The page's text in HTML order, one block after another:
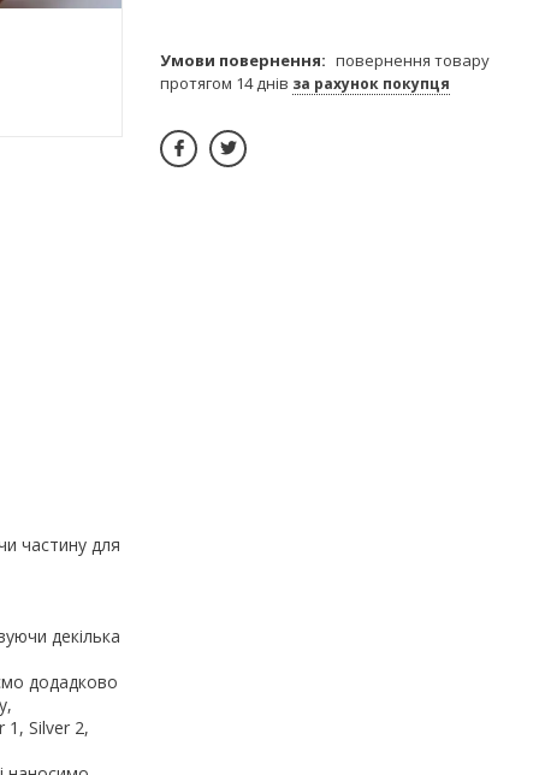
частину для
декілька
додадково
1, Silver 2,
повернення товару
протягом 14 днів за рахунок покупця